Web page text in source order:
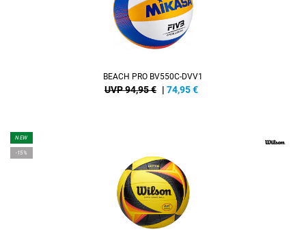
BEACH PRO BV550C-DVV1
UVP 94,95 € | 74,95€
NEW
-15%